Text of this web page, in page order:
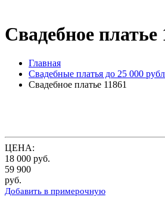
Свадебное платье
Главная
Свадебные платья до 25 000
Свадебное платье 11861
ЦЕНА:
18 000 руб.
59 900
руб.
Добавить в примерочную